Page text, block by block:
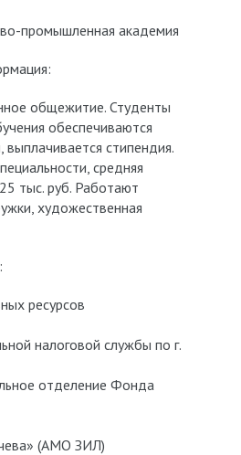
промышленная академия
общежитие. Студенты
обеспечиваются
стипендия.
средняя
тыс. руб. Работают
художественная
ресурсов
налоговой службы по г.
отделение Фонда
(АМО ЗИЛ)